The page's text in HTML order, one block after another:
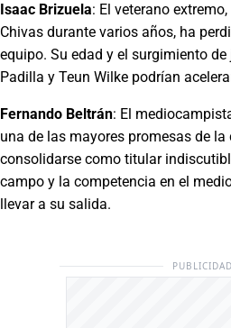
Isaac Brizuela: El veterano
Chivas durante varios años, ha
equipo. Su edad y el surgimiento
Padilla y Teun Wilke podrían
Fernando Beltrán: El
una de las mayores promesas de
consolidarse como titular
campo y la competencia en el
llevar a su salida.
PUBLICIDAD